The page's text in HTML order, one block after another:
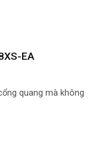
EA
quang mà không